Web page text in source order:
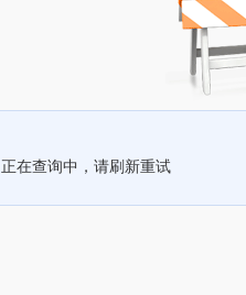
正在查询中，请刷新重试